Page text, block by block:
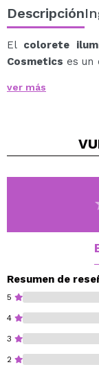
Descripción
El colorete
Cosmetics es un
del rubor con el
acabado radiante
con la
iluminador
Aplícalo en
Tonos Disponibles
Peach &
Glamorous
Guilty Nectar.
Truffle Alibi.
Cruelty free.
ver más
Resumen de
5
4
3
2